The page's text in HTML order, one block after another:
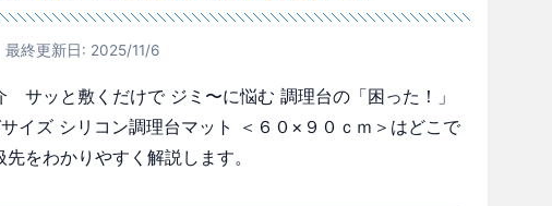
最終更新日: 2025/11/6
サッと敷くだけで ジミ〜に悩む 調理台の「困った！」
イズ シリコン調理台マット ＜６０×９０ｃｍ＞はどこで
をわかりやすく解説します。